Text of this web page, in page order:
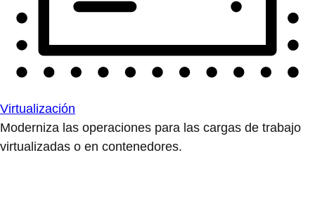
Virtualización
Moderniza las operaciones para las cargas de trabajo
virtualizadas o en contenedores.